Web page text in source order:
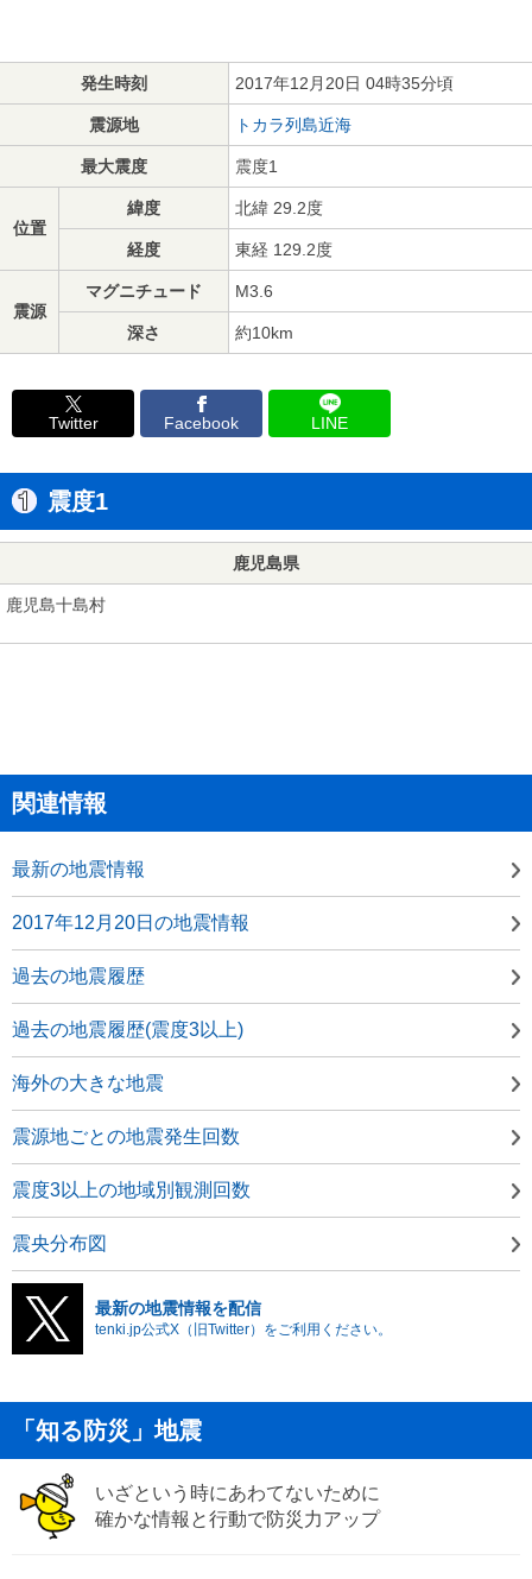
発生時刻 2017年12月20日 04時35分頃
震源地 トカラ列島近海
最大震度 震度1
位置
緯度 北緯 29.2度
経度 東経 129.2度
震源
マグニチュード M3.6
深さ 約10km
Twitter Facebook LINE
震度1
鹿児島県
鹿児島十島村
関連情報
最新の地震情報
2017年12月20日の地震情報
過去の地震履歴
過去の地震履歴(震度3以上)
海外の大きな地震
震源地ごとの地震発生回数
震度3以上の地域別観測回数
震央分布図
最新の地震情報を配信
tenki.jp公式X（旧Twitter）をご利用ください。
「知る防災」地震
いざという時にあわてないために
確かな情報と行動で防災力アップ